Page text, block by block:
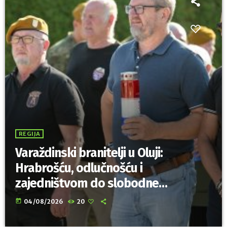
REGIJA
Varaždinski branitelji u Oluji:
Hrabrošću, odlučnošću i
zajedništvom do slobodne
Hrvatske!
today 04/08/2026 20